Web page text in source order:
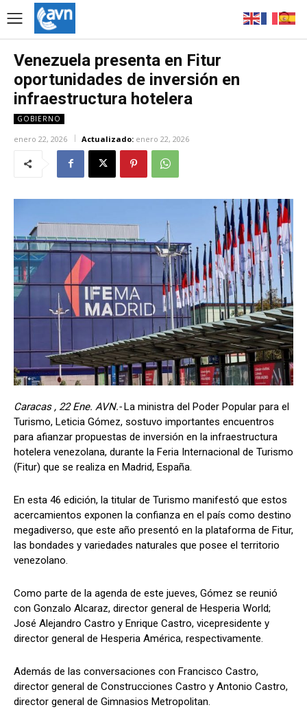
Venezuela presenta en Fitur
oportunidades de inversión en
infraestructura hotelera
GOBIERNO
enero 22, 2026 Actualizado: enero 22, 2026
Caracas , 22 Ene. AVN.-La ministra del Poder Popular para el
Turismo, Leticia Gómez, sostuvo importantes encuentros
para afianzar propuestas de inversión en la infraestructura
hotelera venezolana, durante la Feria Internacional de Turismo
(Fitur) que se realiza en Madrid, España.
En esta 46 edición, la titular de Turismo manifestó que estos
acercamientos exponen la confianza en el país como destino
megadiverso, que este año presentó en la plataforma de Fitur,
las bondades y variedades naturales que posee el territorio
venezolano.
Como parte de la agenda de este jueves, Gómez se reunió
con Gonzalo Alcaraz, director general de Hesperia World;
José Alejandro Castro y Enrique Castro, vicepresidente y
director general de Hesperia América, respectivamente.
Además de las conversaciones con Francisco Castro,
director general de Construcciones Castro y Antonio Castro,
director general de Gimnasios Metropolitan.